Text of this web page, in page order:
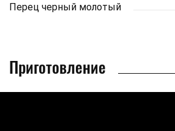
Перец черный молотый
Приготовление